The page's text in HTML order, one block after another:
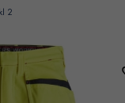
2